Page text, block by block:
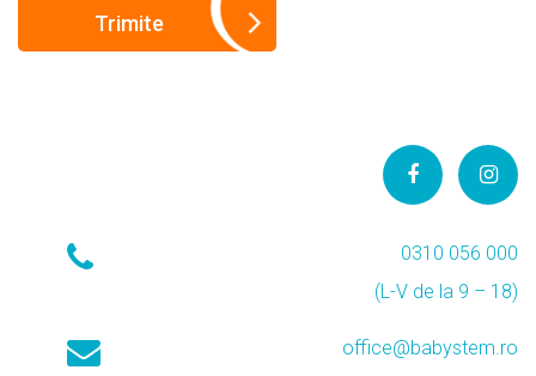
0310 056 000
(L-V de la 9 – 18)
office@babystem.ro